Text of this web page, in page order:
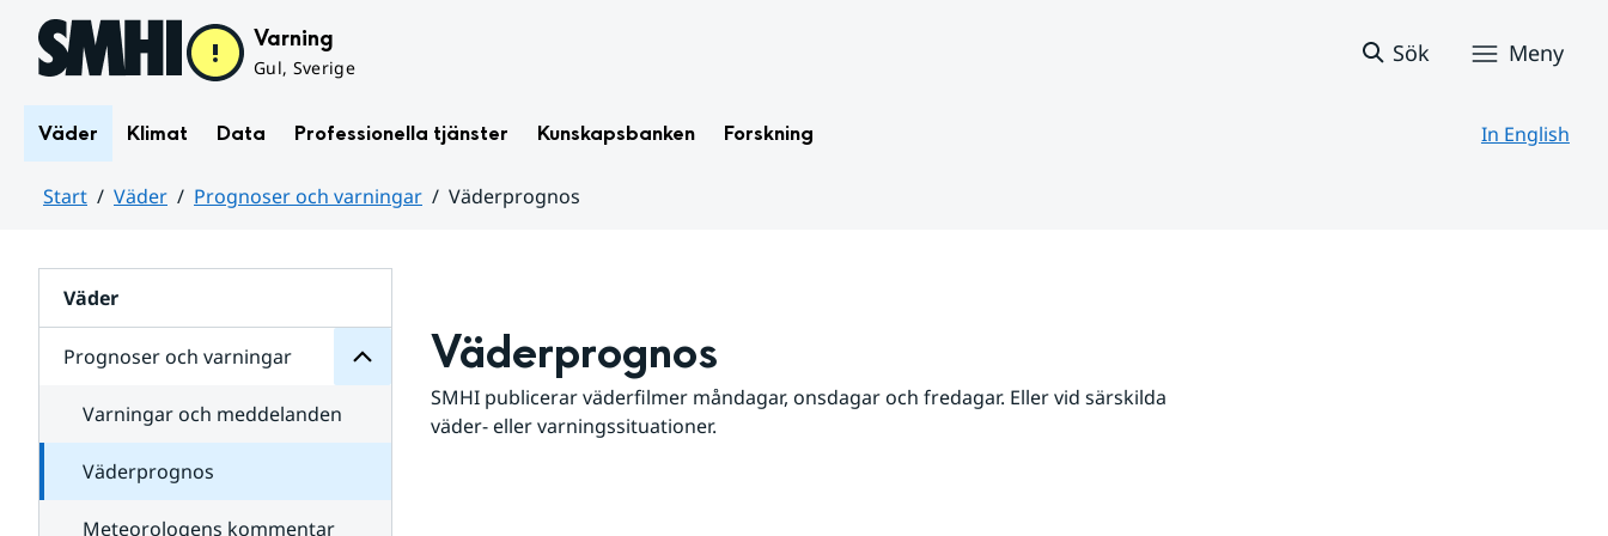
Hoppa till sidans innehåll Varning
Gul, Sverige
Sök Meny
Väder Klimat Data Professionella tjänster Kunskapsbanken Forskning In English
Start Väder Prognoser och varningar
Väderprognos
Väder
Prognoser och varningar
för
varningar
Varningar och meddelanden
Väderprognos
Meteorologens kommentar
Väderprognos
SMHI publicerar väderfilmer måndagar, onsdagar och fredagar. Eller vid särskilda
väder- eller varningssituationer.